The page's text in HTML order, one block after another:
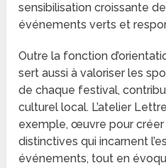
sensibilisation croissante
événements verts et
Outre la fonction
sert aussi à valoriser les
de chaque festival,
culturel local. L’atelier
exemple, œuvre pour créer
distinctives qui incarnent
événements, tout en